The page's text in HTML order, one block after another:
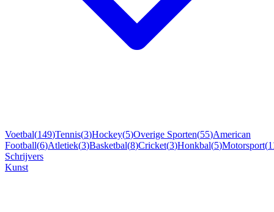
Voetbal(149)Tennis(3)Hockey(5)Overige Sporten(55)American
Football(6)Atletiek(3)Basketbal(8)Cricket(3)Honkbal(5)Motorsport(
Schrijvers
Kunst